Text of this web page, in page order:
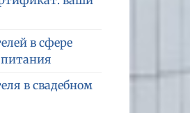
в сфере
в свадебном